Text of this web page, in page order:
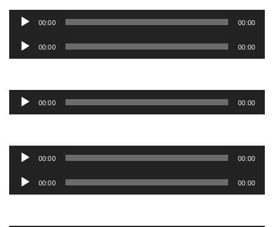
Ljudspelare
00:00 00:00
Ljudspelare
00:00 00:00
Ljudspelare
00:00 00:00
Ljudspelare
00:00 00:00
Ljudspelare
00:00 00:00